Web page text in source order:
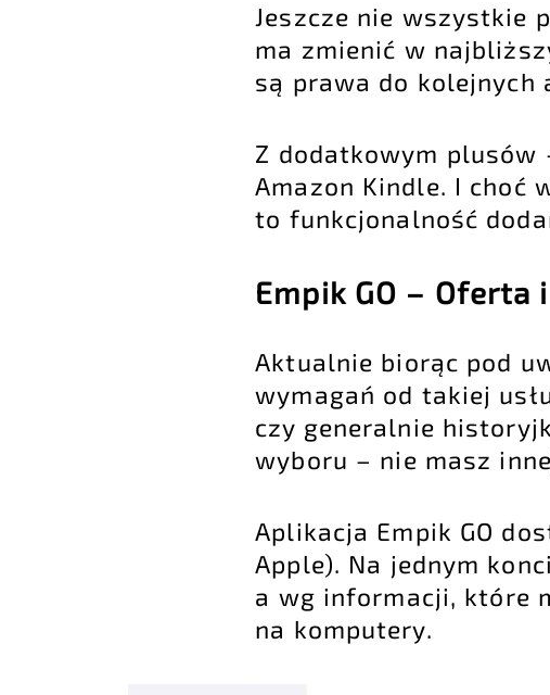
Jeszcze nie wszystkie
ma zmienić w
są prawa do kolejnych
Z dodatkowym plusów
Amazon Kindle. I choć
to funkcjonalność
Empik GO –
Aktualnie biorąc pod
wymagań od takiej
czy generalnie
wyboru – nie masz
Aplikacja Empik GO
Apple). Na jednym
a wg informacji, które
na komputery.